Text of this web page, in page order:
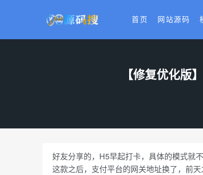
首页 网站源码
【修复优化版
好友分享的，H5早起打卡，具体的模式就
这款之后，支付平台的网关地址换了，前